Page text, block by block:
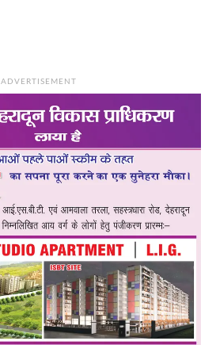
ADVERTISEMENT